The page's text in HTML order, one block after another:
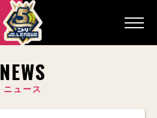
NEWS
ニュース